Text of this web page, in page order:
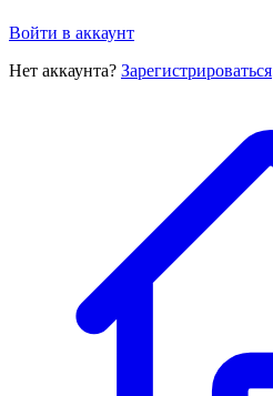
Войти в аккаунт
Нет аккаунта? Зарегистрироваться